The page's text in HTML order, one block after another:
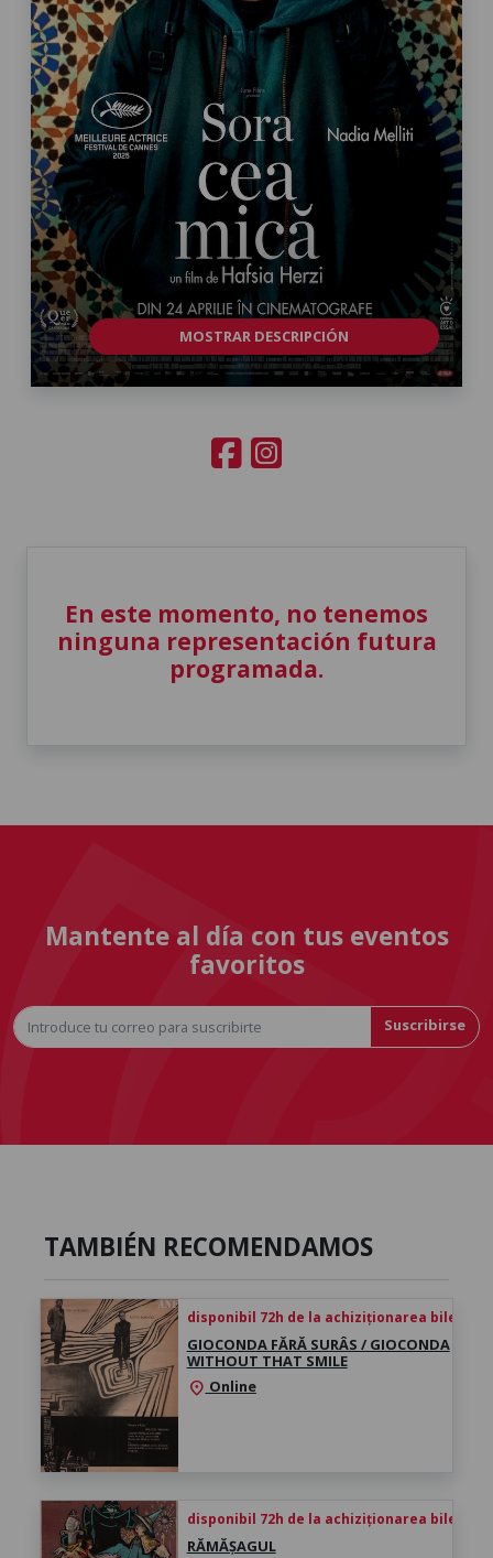
MOSTRAR DESCRIPCIÓN
En este momento, no tenemos
ninguna representación futura
programada.
Mantente al día con tus eventos
favoritos
Suscribirse
TAMBIÉN RECOMENDAMOS
disponibil 72h de la achiziționarea biletului
GIOCONDA FĂRĂ SURÂS / GIOCONDA
WITHOUT THAT SMILE
location_on Online
disponibil 72h de la achiziționarea biletului
RĂMĂȘAGUL